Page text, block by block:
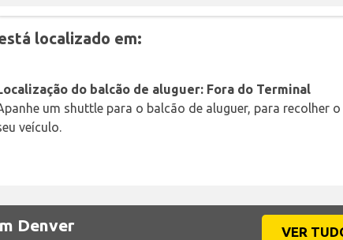
localizado em:
do balcão de aluguer: Fora do Terminal
um shuttle para o balcão de aluguer, para recolher o
veículo.
Denver
VER